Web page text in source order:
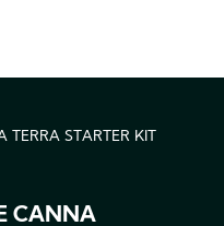
TERRA STARTER KIT
CANNA